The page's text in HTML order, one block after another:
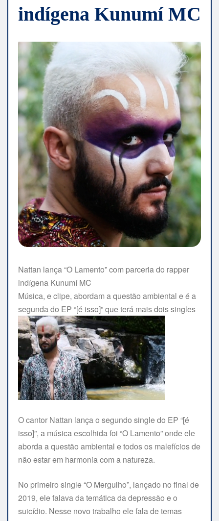
indígena Kunumí MC
Nattan lança “O Lamento” com parceria do rapper
indígena Kunumí MC
Música, e clipe, abordam a questão ambiental e é a
segunda do EP “[é isso]” que terá mais dois singles
O cantor Nattan lança o segundo single do EP “[é
isso]”, a música escolhida foi “O Lamento” onde ele
aborda a questão ambiental e todos os malefícios de
não estar em harmonia com a natureza.
No primeiro single “O Mergulho”, lançado no final de
2019, ele falava da temática da depressão e o
suicídio. Nesse novo trabalho ele fala de temas